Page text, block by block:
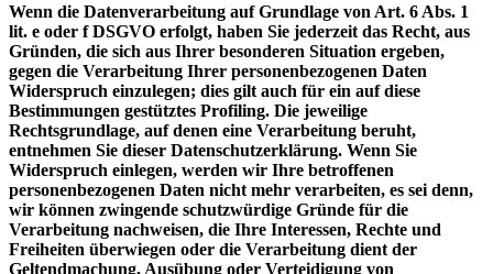
Wenn die Datenverarbeitung auf Grundlage von Art. 6 Abs. 1
lit. e oder f DSGVO erfolgt, haben Sie jederzeit das Recht, aus
Gründen, die sich aus Ihrer besonderen Situation ergeben,
gegen die Verarbeitung Ihrer personenbezogenen Daten
Widerspruch einzulegen; dies gilt auch für ein auf diese
Bestimmungen gestütztes Profiling. Die jeweilige
Rechtsgrundlage, auf denen eine Verarbeitung beruht,
entnehmen Sie dieser Datenschutzerklärung. Wenn Sie
Widerspruch einlegen, werden wir Ihre betroffenen
personenbezogenen Daten nicht mehr verarbeiten, es sei denn,
wir können zwingende schutzwürdige Gründe für die
Verarbeitung nachweisen, die Ihre Interessen, Rechte und
Freiheiten überwiegen oder die Verarbeitung dient der
Geltendmachung, Ausübung oder Verteidigung von